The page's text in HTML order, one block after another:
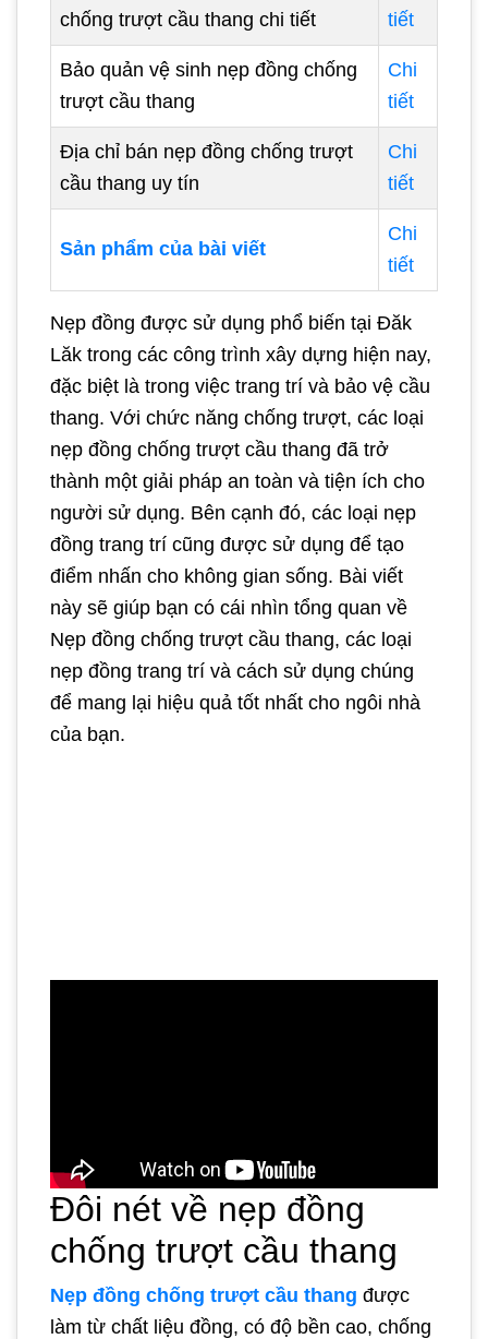
chống trượt cầu thang chi tiết
tiết
Bảo quản vệ sinh nẹp đồng chống
trượt cầu thang
Chi
tiết
Địa chỉ bán nẹp đồng chống trượt
cầu thang uy tín
Chi
tiết
Sản phẩm của bài viết
Chi
tiết
Nẹp đồng được sử dụng phổ biến tại Đăk
Lăk trong các công trình xây dựng hiện nay,
đặc biệt là trong việc trang trí và bảo vệ cầu
thang. Với chức năng chống trượt, các loại
nẹp đồng chống trượt cầu thang đã trở
thành một giải pháp an toàn và tiện ích cho
người sử dụng. Bên cạnh đó, các loại nẹp
đồng trang trí cũng được sử dụng để tạo
điểm nhấn cho không gian sống. Bài viết
này sẽ giúp bạn có cái nhìn tổng quan về
Nẹp đồng chống trượt cầu thang, các loại
nẹp đồng trang trí và cách sử dụng chúng
để mang lại hiệu quả tốt nhất cho ngôi nhà
của bạn.
Đôi nét về nẹp đồng
chống trượt cầu thang
Nẹp đồng chống trượt cầu thang được
làm từ chất liệu đồng, có độ bền cao, chống